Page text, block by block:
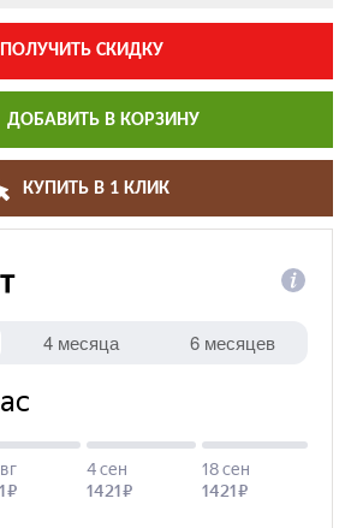
ПОЛУЧИТЬ СКИДКУ
ДОБАВИТЬ В КОРЗИНУ
КУПИТЬ В 1 КЛИК